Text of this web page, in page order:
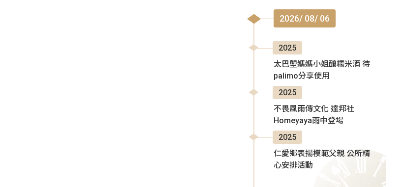
2026/ 08/ 06
2025
太巴塱媽媽小姐釀糯米酒 待
palimo分享使用
2025
不畏風雨傳文化 達邦社
Homeyaya雨中登場
2025
仁愛鄉表揚模範父親 公所精
心安排活動